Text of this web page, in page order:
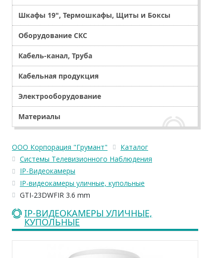
Шкафы 19", Термошкафы, Щиты и Боксы
Оборудование СКС
Кабель-канал, Труба
Кабельная продукция
Электрооборудование
Материалы
ООО Корпорация "Грумант"
Каталог
Системы Телевизионного Наблюдения
IP-Видеокамеры
IP-видеокамеры уличные, купольные
GTI-23DWFIR 3.6 mm
IP-ВИДЕОКАМЕРЫ УЛИЧНЫЕ,
КУПОЛЬНЫЕ